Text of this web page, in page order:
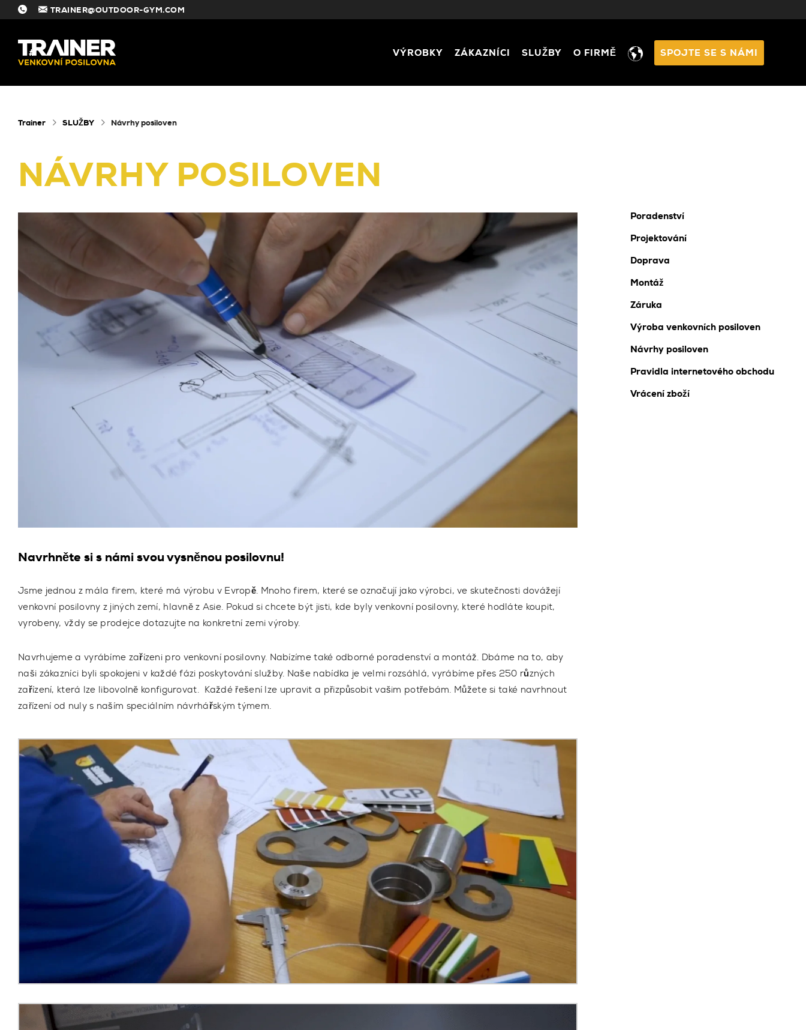
TRAINER@OUTDOOR-GYM.COM
VÝROBKY ZÁKAZNÍCI SLUŽBY O FIRMĚ
# SPOJTE SE S NÁMI
Trainer SLUŽBY Návrhy posiloven
NÁVRHY POSILOVEN
Navrhněte si s námi svou vysněnou posilovnu!
Jsme jednou z mála firem, které má výrobu v Evropě. Mnoho firem, které se označují jako výrobci, ve skutečnosti dovážejí
venkovní posilovny z jiných zemí, hlavně z Asie. Pokud si chcete být jisti, kde byly venkovní posilovny, které hodláte koupit,
vyrobeny, vždy se prodejce dotazujte na konkretní zemi výroby.
Navrhujeme a vyrábíme zařízeni pro venkovní posilovny. Nabízíme také odborné poradenství a montáž. Dbáme na to, aby
naši zákazníci byli spokojeni v každé fázi poskytování služby. Naše nabídka je velmi rozsáhlá, vyrábíme přes 250 různých
zařízení, která lze libovolně konfigurovat. Každé řešení lze upravit a přizpůsobit vašim potřebám. Můžete si také navrhnout
zařízení od nuly s naším speciálním návrhářským týmem.
Poradenství
Projektování
Doprava
Montáž
Záruka
Výroba venkovních posiloven
Návrhy posiloven
Pravidla internetového obchodu
Vrácení zboží